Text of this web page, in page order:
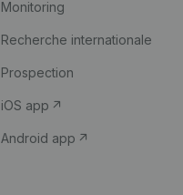
Monitoring
Recherche internationale
Prospection
iOS app
Android app